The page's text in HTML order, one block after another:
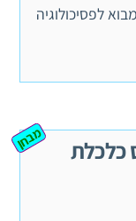
לפסיכולוגיה
כלכלת
מבחן